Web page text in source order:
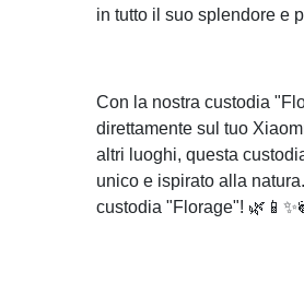
in tutto il suo splendore e
Con la nostra custodia
direttamente sul tuo
altri luoghi, questa
unico e ispirato alla
custodia "Florage"!